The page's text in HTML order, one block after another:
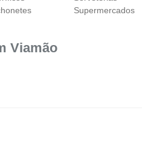
Supermercados
Viamão